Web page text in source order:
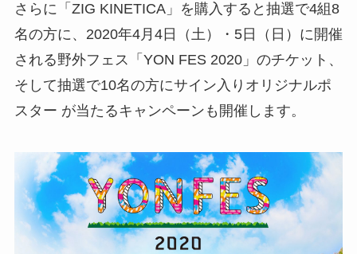
さらに「ZIG KINETICA」を購入すると抽選で4組8
名の方に、2020年4月4日（土）・5日（日）に開催
される野外フェス「YON FES 2020」のチケット、
そして抽選で10名の方にサイン入りオリジナルポ
スター が当たるキャンペーンも開催します。